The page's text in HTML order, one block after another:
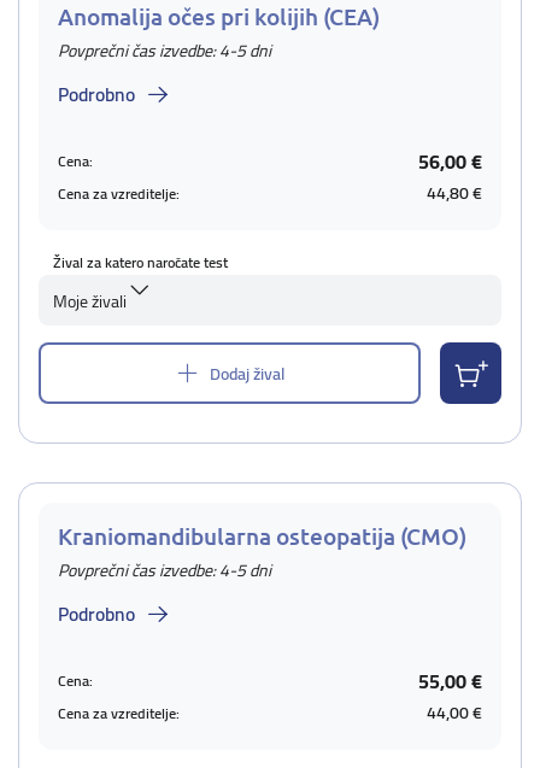
Anomalija očes pri kolijih (CEA)
Povprečni čas izvedbe: 4-5 dni
Podrobno
Cena: 56,00 €
Cena za vzreditelje: 44,80 €
Žival za katero naročate test
Moje živali
Dodaj žival
Kraniomandibularna osteopatija (CMO)
Povprečni čas izvedbe: 4-5 dni
Podrobno
Cena: 55,00 €
Cena za vzreditelje: 44,00 €